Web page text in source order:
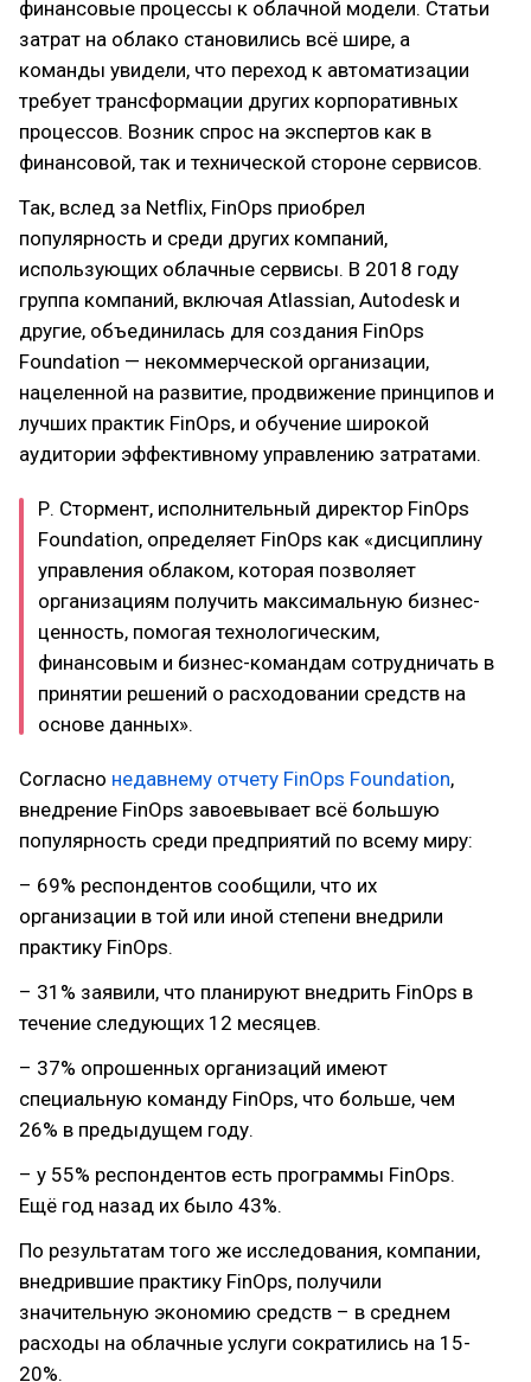
финансовые процессы к облачной модели. Статьи
затрат на облако становились всё шире, а
команды увидели, что переход к автоматизации
требует трансформации других корпоративных
процессов. Возник спрос на экспертов как в
финансовой, так и технической стороне сервисов.
Так, вслед за Netflix, FinOps приобрел
популярность и среди других компаний,
использующих облачные сервисы. В 2018 году
группа компаний, включая Atlassian, Autodesk и
другие, объединилась для создания FinOps
Foundation — некоммерческой организации,
нацеленной на развитие, продвижение принципов и
лучших практик FinOps, и обучение широкой
аудитории эффективному управлению затратами.
Р. Стормент, исполнительный директор FinOps
Foundation, определяет FinOps как «дисциплину
управления облаком, которая позволяет
организациям получить максимальную бизнес-
ценность, помогая технологическим,
финансовым и бизнес-командам сотрудничать в
принятии решений о расходовании средств на
основе данных».
Согласно недавнему отчету FinOps Foundation,
внедрение FinOps завоевывает всё большую
популярность среди предприятий по всему миру:
– 69% респондентов сообщили, что их
организации в той или иной степени внедрили
практику FinOps.
– 31% заявили, что планируют внедрить FinOps в
течение следующих 12 месяцев.
– 37% опрошенных организаций имеют
специальную команду FinOps, что больше, чем
26% в предыдущем году.
– у 55% респондентов есть программы FinOps.
Ещё год назад их было 43%.
По результатам того же исследования, компании,
внедрившие практику FinOps, получили
значительную экономию средств – в среднем
расходы на облачные услуги сократились на 15-
20%.